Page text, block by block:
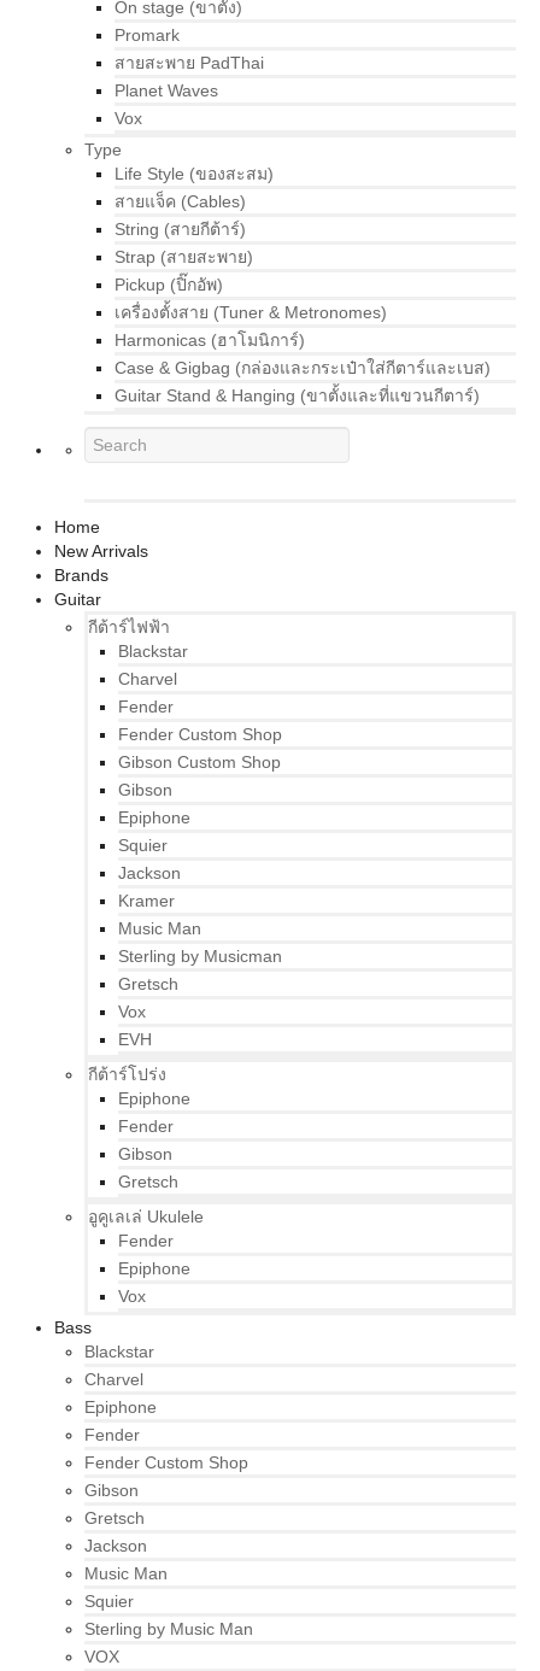
On stage (ขาตั้ง)
Promark
สายสะพาย PadThai
Planet Waves
Vox
Type
Life Style (ของสะสม)
สายแจ็ค (Cables)
String (สายกีต้าร์)
Strap (สายสะพาย)
Pickup (ปิ๊กอัพ)
เครื่องตั้งสาย (Tuner & Metronomes)
Harmonicas (ฮาโมนิการ์)
Case & Gigbag (กล่องและกระเป๋าใส่กีตาร์และเบส)
Guitar Stand & Hanging (ขาตั้งและที่แขวนกีตาร์)
Home
New Arrivals
Brands
Guitar
กีต้าร์ไฟฟ้า
Blackstar
Charvel
Fender
Fender Custom Shop
Gibson Custom Shop
Gibson
Epiphone
Squier
Jackson
Kramer
Music Man
Sterling by Musicman
Gretsch
Vox
EVH
กีต้าร์โปร่ง
Epiphone
Fender
Gibson
Gretsch
อูคูเลเล่ Ukulele
Fender
Epiphone
Vox
Bass
Blackstar
Charvel
Epiphone
Fender
Fender Custom Shop
Gibson
Gretsch
Jackson
Music Man
Squier
Sterling by Music Man
VOX